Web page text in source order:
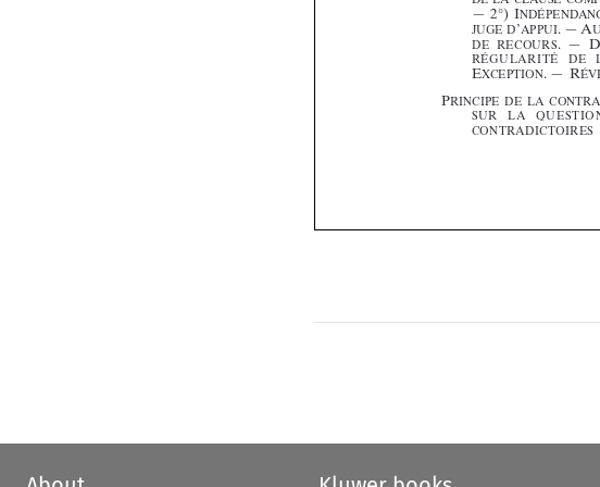
 
   
  
  
  
      
 
 